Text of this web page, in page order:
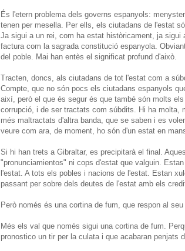
És l'etern problema dels governs espanyols:
tenen per mesella. Per ells, els ciutadans de l'estat
Ja sigui a un rei, com ha estat històricament, ja sigui
factura com la sagrada constitució espanyola.
del poble. Mai han entès el significat profund d'això.
Tracten, doncs, als ciutadans de tot l'estat com a
Compte, que no són pocs els ciutadans espanyols
així, però el que és segur és que també són molts
corrupció, i de ser tractats com súbdits. Hi ha molta,
més maltractats d'altra banda, que se saben i es
veure com ara, de moment, ho són d'un estat en
Si hi han trets a Gibraltar, es precipitarà el final.
"pronunciamientos" ni cops d'estat que valguin.
l'estat. A tots els pobles i nacions de l'estat. Estan
passant per sobre dels deutes de l'estat amb els
Però només és una cortina de fum, que respon al
Més els val que només sigui una cortina de fum.
pronostico un tir per la culata i que acabaran penjats